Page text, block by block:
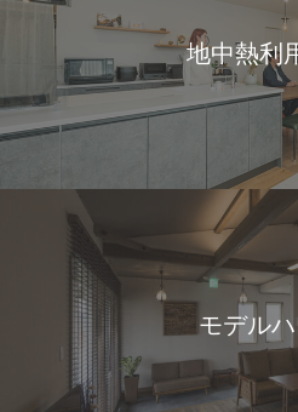
地中熱利
モデル